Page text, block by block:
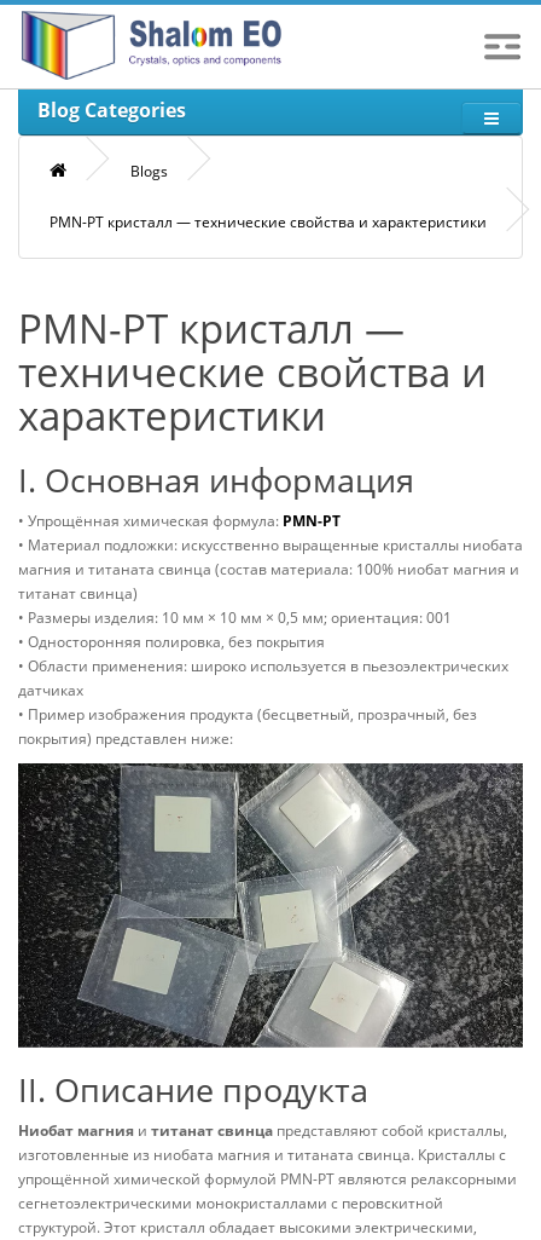
Blog Categories
Blogs
PMN-PT кристалл — технические свойства и характеристики
PMN-PT кристалл —
технические свойства и
характеристики
I. Основная информация
• Упрощённая химическая формула: PMN-PT
• Материал подложки: искусственно выращенные кристаллы ниобата
магния и титаната свинца (состав материала: 100% ниобат магния и
титанат свинца)
• Размеры изделия: 10 мм × 10 мм × 0,5 мм; ориентация: 001
• Односторонняя полировка, без покрытия
• Области применения: широко используется в пьезоэлектрических
датчиках
• Пример изображения продукта (бесцветный, прозрачный, без
покрытия) представлен ниже:
II. Описание продукта
Ниобат магния и титанат свинца представляют собой кристаллы,
изготовленные из ниобата магния и титаната свинца. Кристаллы с
упрощённой химической формулой PMN-PT являются релаксорными
сегнетоэлектрическими монокристаллами с перовскитной
структурой. Этот кристалл обладает высокими электрическими,